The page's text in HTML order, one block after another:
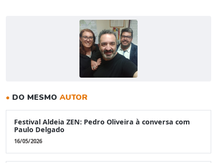
• DO MESMO AUTOR
Festival Aldeia ZEN: Pedro Oliveira à conversa com
Paulo Delgado
16/05/2026